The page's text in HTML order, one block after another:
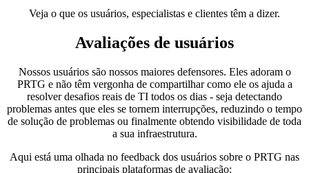
Veja o que os usuários, especialistas e clientes têm a dizer.
Avaliações de usuários
Nossos usuários são nossos maiores defensores. Eles adoram o
PRTG e não têm vergonha de compartilhar como ele os ajuda a
resolver desafios reais de TI todos os dias - seja detectando
problemas antes que eles se tornem interrupções, reduzindo o tempo
de solução de problemas ou finalmente obtendo visibilidade de toda
a sua infraestrutura.
Aqui está uma olhada no feedback dos usuários sobre o PRTG nas
principais plataformas de avaliação: